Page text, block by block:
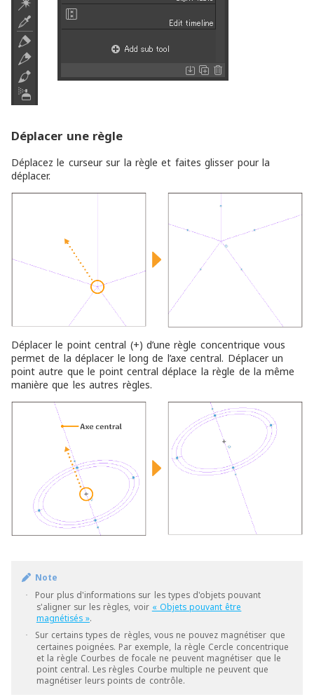
Déplacer une règle
Déplacez le curseur sur la règle et faites glisser pour la
déplacer.
Déplacer le point central (+) d’une règle concentrique vous
permet de la déplacer le long de l’axe central. Déplacer un
point autre que le point central déplace la règle de la même
manière que les autres règles.
Note
·
Pour plus d'informations sur les types d'objets pouvant
s'aligner sur les règles, voir « Objets pouvant être
magnétisés ».
·
Sur certains types de règles, vous ne pouvez magnétiser que
certaines poignées. Par exemple, la règle Cercle concentrique
et la règle Courbes de focale ne peuvent magnétiser que le
point central. Les règles Courbe multiple ne peuvent que
magnétiser leurs points de contrôle.